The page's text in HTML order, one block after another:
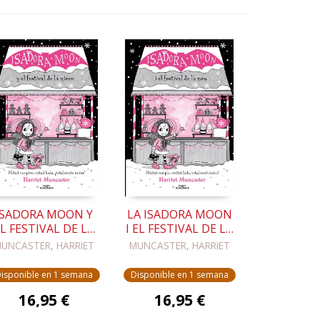
MOON Y
FESTIVAL DE LA
(GRANDES
MOON 6)
HARRIET
en 1 semana
16,95 €
LA ISADORA MOON
I EL FESTIVAL DE LA
NEU (GRANS
ISADORA MOON 6)
MUNCASTER, HARRIET
Disponible en 1 semana
16,95 €